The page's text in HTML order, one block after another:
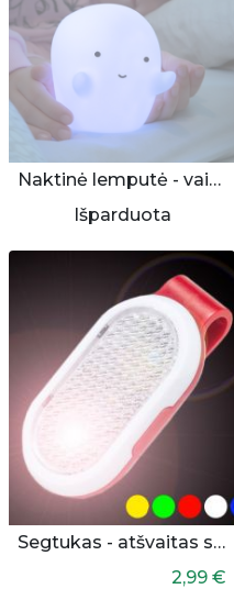
Naktinė lemputė - vaiduokliukas
Išparduota
Segtukas - atšvaitas su lempute
2,99 €